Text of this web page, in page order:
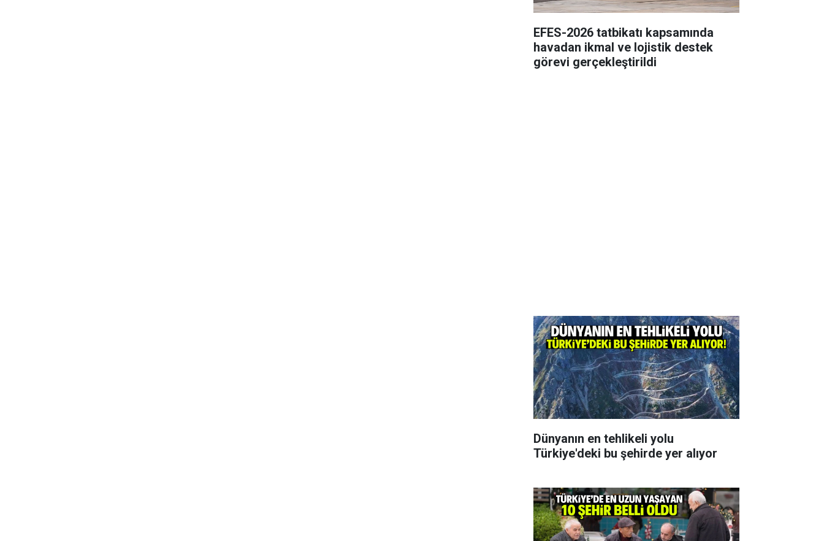
EFES-2026 tatbikatı kapsamında
havadan ikmal ve lojistik destek
görevi gerçekleştirildi
Dünyanın en tehlikeli yolu
Türkiye'deki bu şehirde yer alıyor